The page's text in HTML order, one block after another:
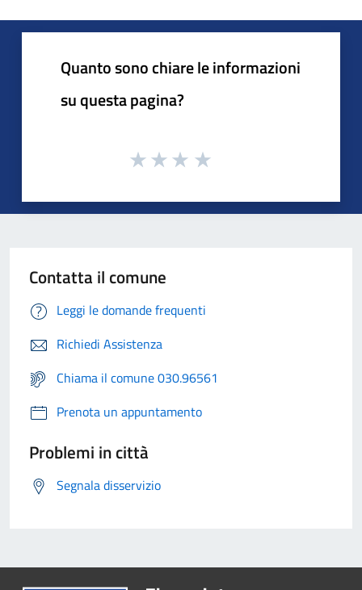
Quanto sono chiare le informazioni
su questa pagina?
Contatta il comune
Leggi le domande frequenti
Richiedi Assistenza
Chiama il comune 030.96561
Prenota un appuntamento
Problemi in città
Segnala disservizio